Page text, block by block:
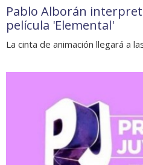
Pablo Alborán
película 'Elemental'
La cinta de animación llegará a